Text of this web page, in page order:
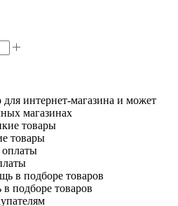
для интернет-магазина и может
магазинах
товары
подборе товаров